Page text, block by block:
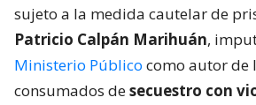
sujeto a la medida cautelar de
Patricio Calpán Marihuán,
Ministerio Público como autor de
consumados desecuestro con